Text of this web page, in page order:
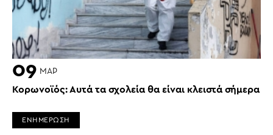
09 ΜΑΡ
Κορωνοϊός: Αυτά τα σχολεία θα είναι κλειστά σήμερα
ΕΝΗΜΕΡΩΣΗ